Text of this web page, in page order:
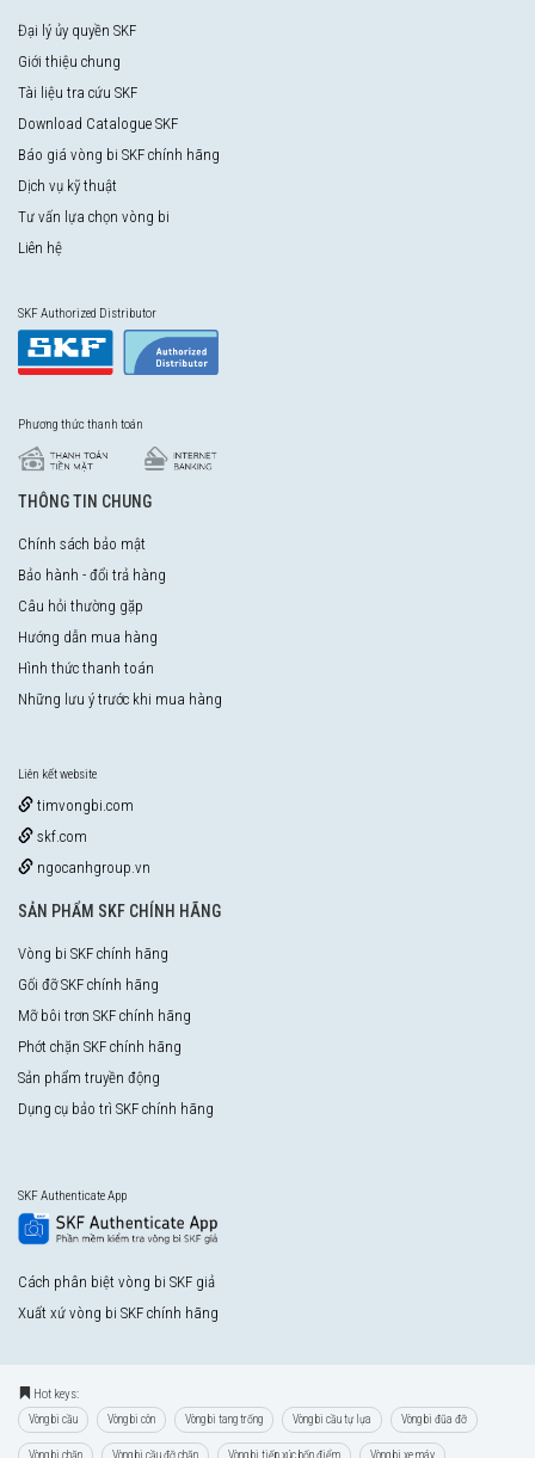
Đại lý ủy quyền SKF
Giới thiệu chung
Tài liệu tra cứu SKF
Download Catalogue SKF
Báo giá vòng bi SKF chính hãng
Dịch vụ kỹ thuật
Tư vấn lựa chọn vòng bi
Liên hệ
SKF Authorized Distributor
Phương thức thanh toán
THÔNG TIN CHUNG
Chính sách bảo mật
Bảo hành - đổi trả hàng
Câu hỏi thường gặp
Hướng dẫn mua hàng
Hình thức thanh toán
Những lưu ý trước khi mua hàng
Liên kết website
timvongbi.com
skf.com
ngocanhgroup.vn
SẢN PHẨM SKF CHÍNH HÃNG
Vòng bi SKF chính hãng
Gối đỡ SKF chính hãng
Mỡ bôi trơn SKF chính hãng
Phớt chặn SKF chính hãng
Sản phẩm truyền động
Dụng cụ bảo trì SKF chính hãng
SKF Authenticate App
Cách phân biệt vòng bi SKF giả
Xuất xứ vòng bi SKF chính hãng
Hot keys:
Vòng bi cầu Vòng bi côn Vòng bi tang trống Vòng bi cầu tự lựa Vòng bi đũa đỡ
Vòng bi chặn Vòng bi cầu đỡ chặn Vòng bi tiếp xúc bốn điểm Vòng bi xe máy